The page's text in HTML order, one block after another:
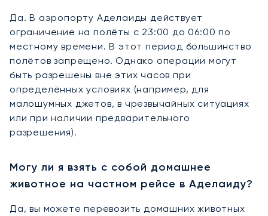
Да. В аэропорту Аделаиды действует
ограничение на полёты с 23:00 до 06:00 по
местному времени. В этот период большинство
полётов запрещено. Однако операции могут
быть разрешены вне этих часов при
определённых условиях (например, для
малошумных джетов, в чрезвычайных ситуациях
или при наличии предварительного
разрешения).
Могу ли я взять с собой домашнее
животное на частном рейсе в Аделаиду?
Да, вы можете перевозить домашних животных